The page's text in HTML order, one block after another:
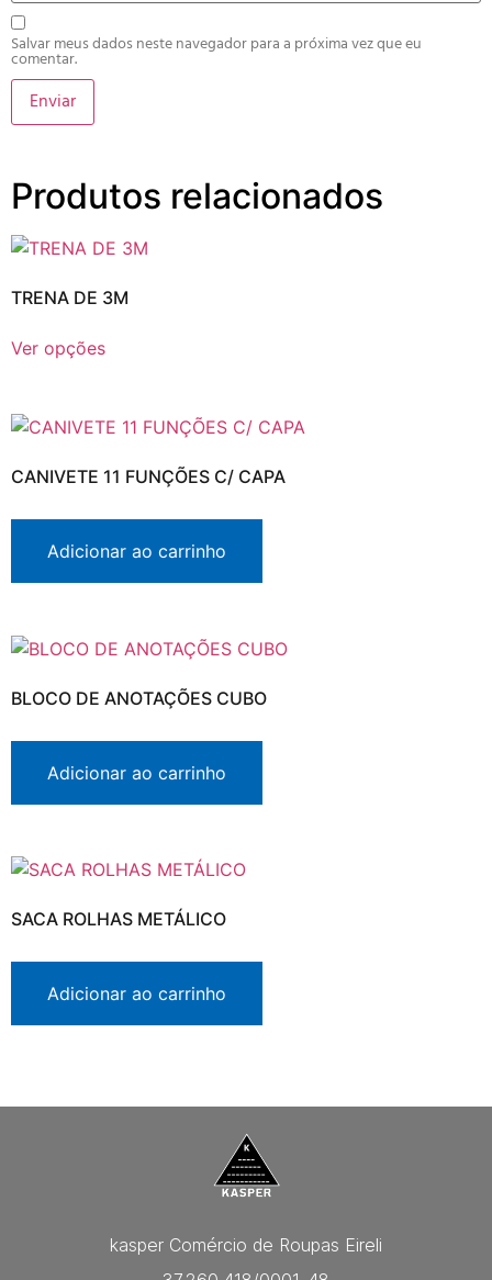
Salvar meus dados neste navegador para a próxima vez que eu
comentar.
Produtos relacionados
TRENA DE 3M
Ver opções
CANIVETE 11 FUNÇÕES C/ CAPA
Adicionar ao carrinho
BLOCO DE ANOTAÇÕES CUBO
Adicionar ao carrinho
SACA ROLHAS METÁLICO
Adicionar ao carrinho
kasper Comércio de Roupas Eireli